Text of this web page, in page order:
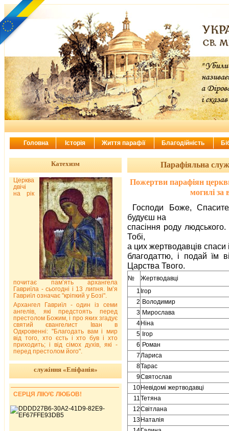
Парафіяльна
Пожертви парафіян
могилі за
Господи Боже,
будуєш на
спасіння роду
Тобі,
а цих жертводавців
благодаттю, і подай їм
Царства Твого.
№
Жертводавці
1 Ігор
2 Володимир
3 Мирослава
4Ніна
5 Ігор
6 Роман
7Лариса
8Тарас
9Святослав
10Невідомі жертводавці
11Тетяна
12Світлана
13Наталія
Катехизм
Церква
двічі
на рік
почитає пам’ять архангела
Гавриїла - сьогодні і 13 липня. Ім’я
Гавриїл означає "кріпкий у Бозі".
Архангел Гавриїл - один із семи
ангелів, які предстоять перед
престолом Божим, і про яких згадує
святий євангелист Іван в
Одкровенні: "Благодать вам і мир
від того, хто єсть і хто був і хто
приходить; і від сімох духів, які -
перед престолом його".
служіння «Епіфанія»
СЕРЦЯ ЛІКУЄ ЛЮБОВ!
Головна Історія Життя парафії Благодійність